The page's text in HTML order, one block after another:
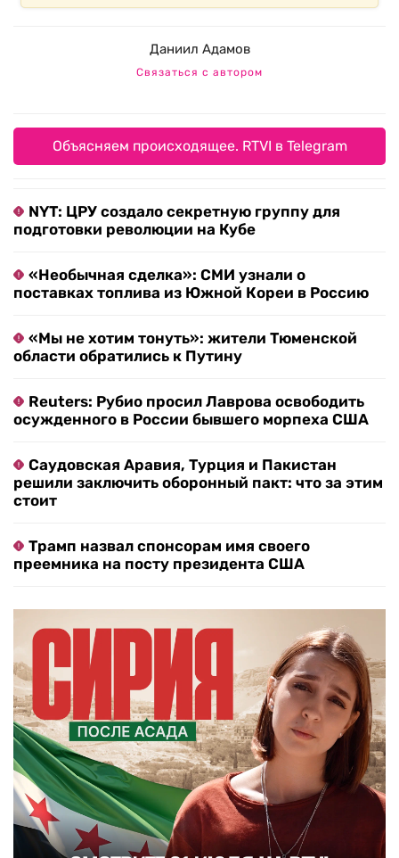
Даниил Адамов
Связаться с автором
Объясняем происходящее. RTVI в Telegram
NYT: ЦРУ создало секретную группу для
подготовки революции на Кубе
«Необычная сделка»: СМИ узнали о
поставках топлива из Южной Кореи в Россию
«Мы не хотим тонуть»: жители Тюменской
области обратились к Путину
Reuters: Рубио просил Лаврова освободить
осужденного в России бывшего морпеха США
Саудовская Аравия, Турция и Пакистан
решили заключить оборонный пакт: что за этим
стоит
Трамп назвал спонсорам имя своего
преемника на посту президента США